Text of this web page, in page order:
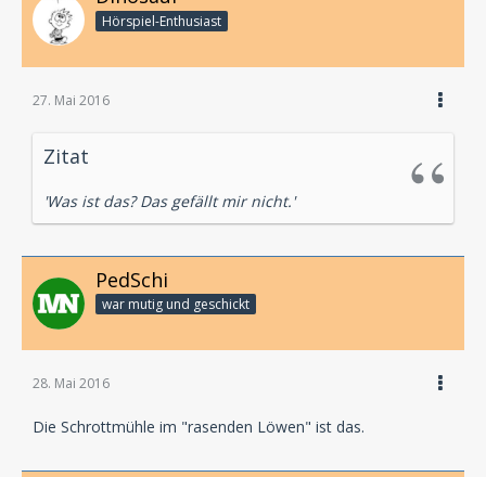
Hörspiel-En­thu­si­ast
27. Mai 2016
Zitat
'Was ist das? Das gefällt mir nicht.'
PedSchi
war mutig und geschickt
28. Mai 2016
Die Schrottmühle im "rasenden Löwen" ist das.